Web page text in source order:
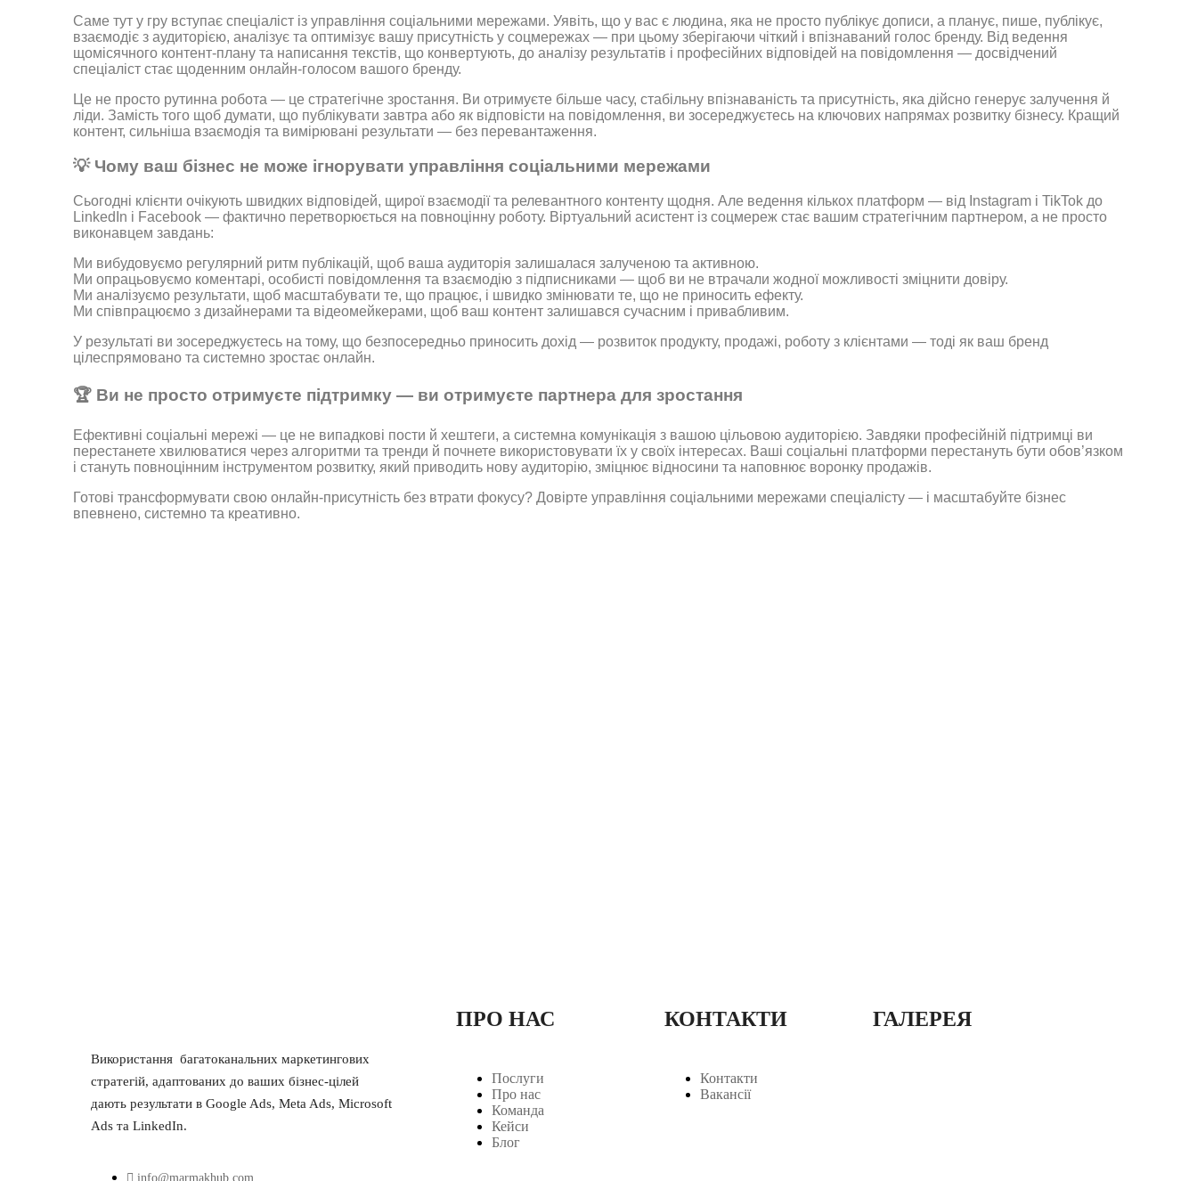
Саме тут у гру вступає спеціаліст із управління соціальними мережами. Уявіть, що у вас є людина, яка не просто публікує дописи, а планує, пише, публікує,
взаємодіє з аудиторією, аналізує та оптимізує вашу присутність у соцмережах — при цьому зберігаючи чіткий і впізнаваний голос бренду. Від ведення
щомісячного контент-плану та написання текстів, що конвертують, до аналізу результатів і професійних відповідей на повідомлення — досвідчений
спеціаліст стає щоденним онлайн-голосом вашого бренду.
Це не просто рутинна робота — це стратегічне зростання. Ви отримуєте більше часу, стабільну впізнаваність та присутність, яка дійсно генерує залучення й
ліди. Замість того щоб думати, що публікувати завтра або як відповісти на повідомлення, ви зосереджуєтесь на ключових напрямах розвитку бізнесу. Кращий
контент, сильніша взаємодія та вимірювані результати — без перевантаження.
💡 Чому ваш бізнес не може ігнорувати управління соціальними мережами
Сьогодні клієнти очікують швидких відповідей, щирої взаємодії та релевантного контенту щодня. Але ведення кількох платформ — від Instagram і TikTok до
LinkedIn і Facebook — фактично перетворюється на повноцінну роботу. Віртуальний асистент із соцмереж стає вашим стратегічним партнером, а не просто
виконавцем завдань:
Ми вибудовуємо регулярний ритм публікацій, щоб ваша аудиторія залишалася залученою та активною.
Ми опрацьовуємо коментарі, особисті повідомлення та взаємодію з підписниками — щоб ви не втрачали жодної можливості зміцнити довіру.
Ми аналізуємо результати, щоб масштабувати те, що працює, і швидко змінювати те, що не приносить ефекту.
Ми співпрацюємо з дизайнерами та відеомейкерами, щоб ваш контент залишався сучасним і привабливим.
У результаті ви зосереджуєтесь на тому, що безпосередньо приносить дохід — розвиток продукту, продажі, роботу з клієнтами — тоді як ваш бренд
цілеспрямовано та системно зростає онлайн.
🏆 Ви не просто отримуєте підтримку — ви отримуєте партнера для зростання
Ефективні соціальні мережі — це не випадкові пости й хештеги, а системна комунікація з вашою цільовою аудиторією. Завдяки професійній підтримці ви
перестанете хвилюватися через алгоритми та тренди й почнете використовувати їх у своїх інтересах. Ваші соціальні платформи перестануть бути обов’язком
і стануть повноцінним інструментом розвитку, який приводить нову аудиторію, зміцнює відносини та наповнює воронку продажів.
Готові трансформувати свою онлайн-присутність без втрати фокусу? Довірте управління соціальними мережами спеціалісту — і масштабуйте бізнес
впевнено, системно та креативно.
Використання багатоканальних маркетингових
стратегій, адаптованих до ваших бізнес-цілей
дають результати в Google Ads, Meta Ads, Microsoft
Ads та LinkedIn.
info@marmakhub.com
ПРО НАС
Послуги
Про нас
Команда
Кейси
Блог
КОНТАКТИ
Контакти
Вакансії
ГАЛЕРЕЯ